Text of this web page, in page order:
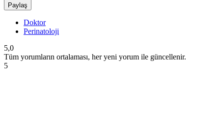
Paylaş
Doktor
Perinatoloji
5,0
Tüm yorumların ortalaması, her yeni yorum ile güncellenir.
5